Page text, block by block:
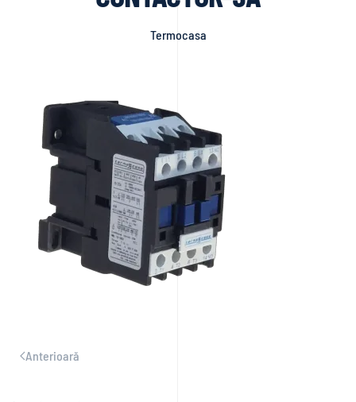
Termocasa
Anterioară